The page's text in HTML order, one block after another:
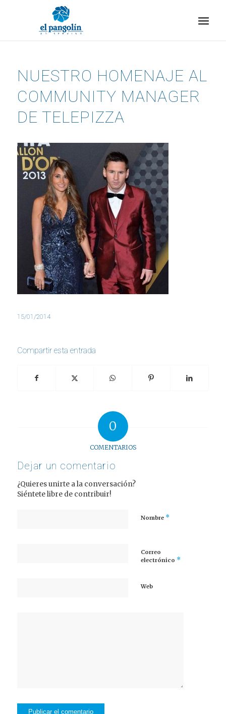
NUESTRO HOMENAJE AL
COMMUNITY MANAGER
DE TELEPIZZA
15/01/2014
Compartir esta entrada
0
COMENTARIOS
Dejar un comentario
¿Quieres unirte a la conversación?
Siéntete libre de contribuir!
Nombre *
Correo
electrónico *
Web